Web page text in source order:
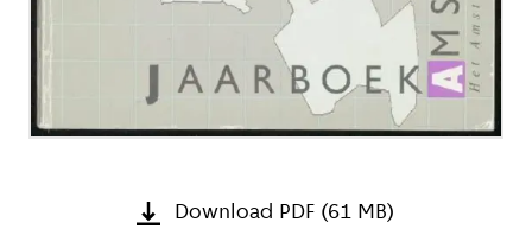
Download PDF (61 MB)